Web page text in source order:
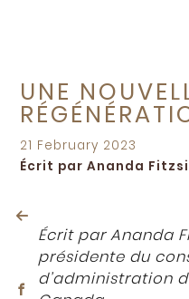
UNE
Posted
on
21 February 2023
Écrit par Ananda
Écrit par Ananda
présidente du
d’administration